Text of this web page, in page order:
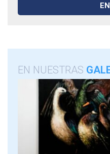
EN NUESTRAS